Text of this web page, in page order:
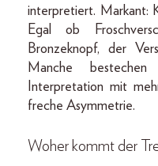
interpretiert. Markant:
Egal ob
Bronzeknopf, der
Manche
Interpretation mit
freche Asymmetrie.
Woher kommt der